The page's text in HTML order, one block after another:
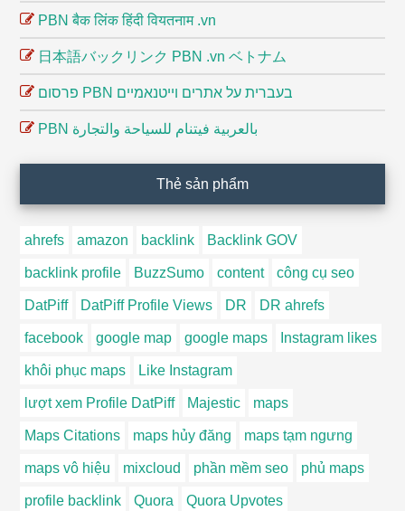
PBN बैक लिंक हिंदी वियतनाम .vn
日本語バックリンク PBN .vn ベトナム
פרסום PBN בעברית על אתרים וייטנאמיים
PBN بالعربية فيتنام للسياحة والتجارة
Thẻ sản phẩm
ahrefs amazon backlink Backlink GOV
backlink profile BuzzSumo content công cụ seo
DatPiff DatPiff Profile Views DR DR ahrefs
facebook google map google maps Instagram likes
khôi phục maps Like Instagram
lượt xem Profile DatPiff Majestic maps
Maps Citations maps hủy đăng maps tạm ngưng
maps vô hiệu mixcloud phần mềm seo phủ maps
profile backlink Quora Quora Upvotes